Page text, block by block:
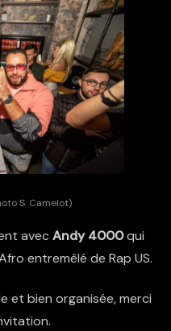
S. Camelot)
avec Andy 4000qui
entremêlé de Rap US.
et bien organisée, merci